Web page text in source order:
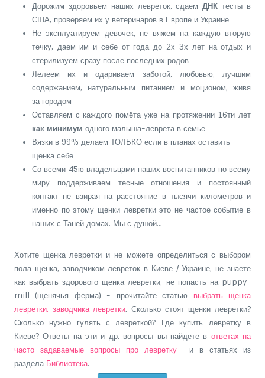
Дорожим здоровьем наших левреток, сдаемДНК тесты в
США, проверяем их у ветеринаров в Европе и Украине
Не эксплуатируем девочек, не вяжем на каждую вторую
течку, даем им и себе от года до 2х-3х лет на отдых и
стерилизуем сразу после последних родов
Лелеем их и одариваем заботой, любовью, лучшим
содержанием, натуральным питанием и моционом, живя
за городом
Оставляем с каждого помёта уже на протяжении 16ти лет
как минимум одного малыша-леврета в семье
Вязки в 99% делаем ТОЛЬКО если в планах оставить
щенка себе
Со всеми 45ю владельцами наших воспитанников по всему
миру поддерживаем тесные отношения и постоянный
контакт не взирая на расстояние в тысячи километров и
именно по этому щенки левретки это не частое событие в
наших с Таней домах. Мы с душой...
Хотите щенка левретки и не можете определиться с выбором
пола щенка, заводчиком левреток в Киеве / Украине, не знаете
как выбрать здорового щенка левретки, не попасть на puppy-
mill (щенячья ферма) - прочитайте статью выбрать щенка
левретки, заводчика левретки. Сколько стоят щенки левретки?
Сколько нужно гулять с левреткой? Где купить левретку в
Киеве? Ответы на эти и др. вопросы вы найдете в ответах на
часто задаваемые вопросы про левретку и в статьях из
раздела Библиотека.